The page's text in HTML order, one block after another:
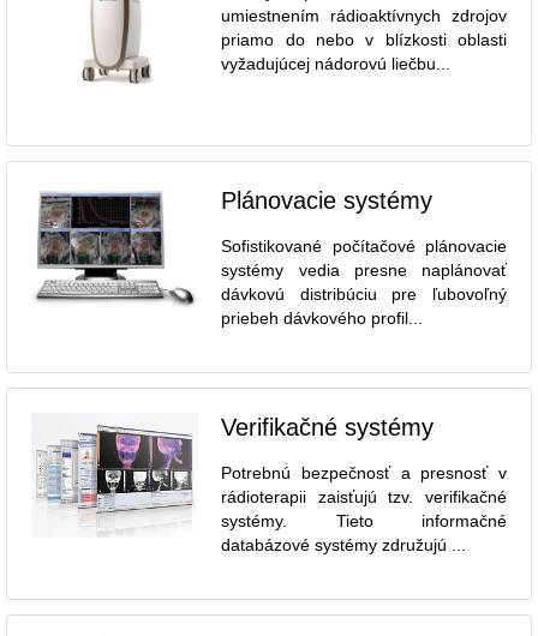
umiestnením rádioaktívnych zdrojov
priamo do nebo v blízkosti oblasti
vyžadujúcej nádorovú liečbu...
Plánovacie systémy
Sofistikované počítačové plánovacie
systémy vedia presne naplánovať
dávkovú distribúciu pre ľubovoľný
priebeh dávkového profil...
Verifikačné systémy
Potrebnú bezpečnosť a presnosť v
rádioterapii zaisťujú tzv. verifikačné
systémy. Tieto informačné
databázové systémy združujú ...